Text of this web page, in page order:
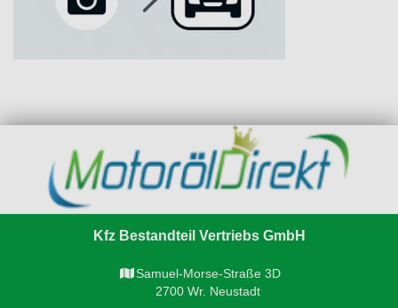
Kfz Bestandteil Vertriebs GmbH
Samuel-Morse-Straße 3D
2700 Wr. Neustadt